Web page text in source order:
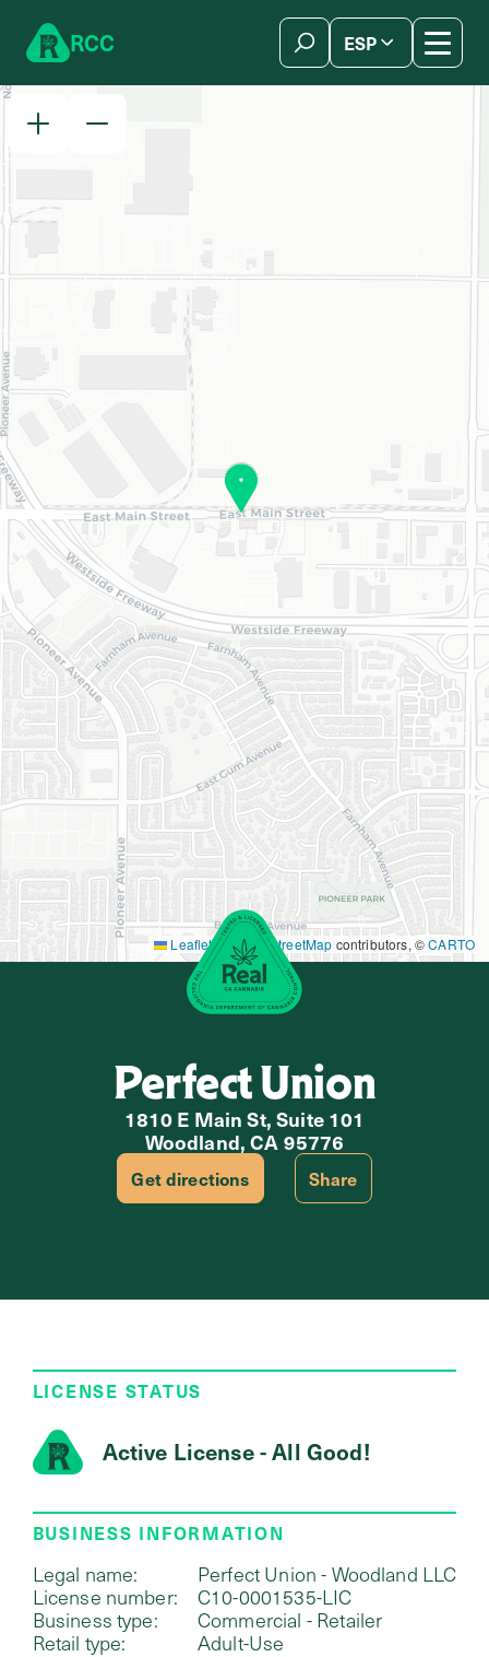
RCC ESP
Leaflet|©OpenStreetMap contributors, ©CARTO
Perfect Union
1810 E Main St, Suite 101
Woodland, CA 95776
Get directions Share
LICENSE STATUS
Active License - All Good!
BUSINESS INFORMATION
Legal name:
Perfect Union - Woodland LLC
License number:
C10-0001535-LIC
Business type:
Commercial - Retailer
Retail type:
Adult-Use